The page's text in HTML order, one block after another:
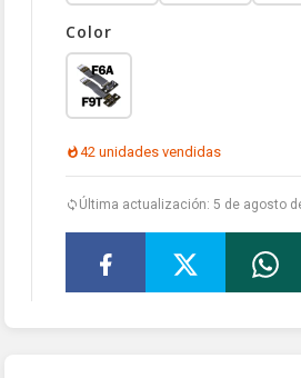
Color
42 unidades vendidas
Última actualización: 5 de agosto